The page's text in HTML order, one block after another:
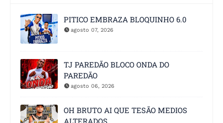
PITICO EMBRAZA BLOQUINHO 6.0
agosto 07, 2026
TJ PAREDÃO BLOCO ONDA DO
PAREDÃO
agosto 06, 2026
OH BRUTO AI QUE TESÃO MEDIOS
ALTERADOS